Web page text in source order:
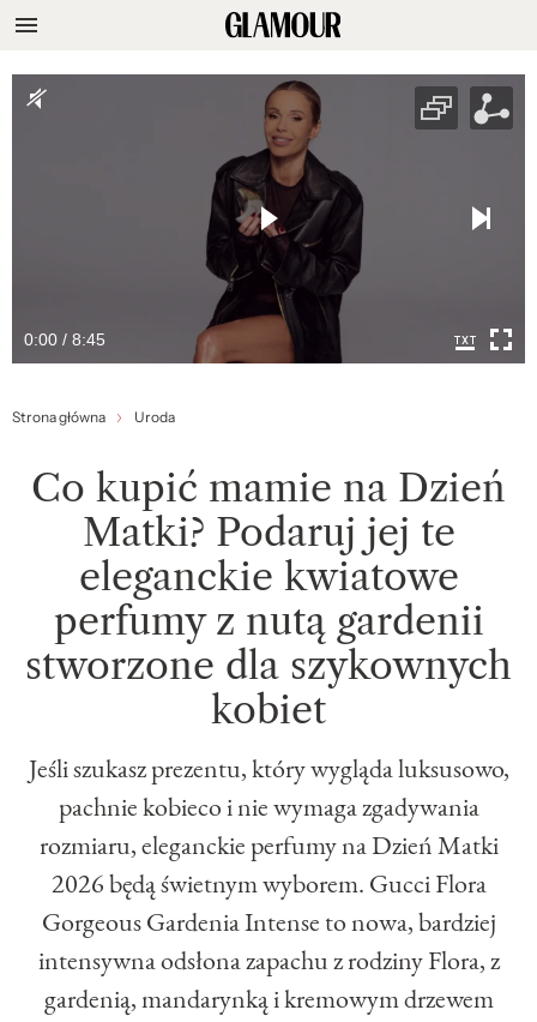
0:00 / 8:45
Strona główna Uroda
Co kupić mamie na Dzień
Matki? Podaruj jej te
eleganckie kwiatowe
perfumy z nutą gardenii
stworzone dla szykownych
kobiet
Jeśli szukasz prezentu, który wygląda luksusowo,
pachnie kobieco i nie wymaga zgadywania
rozmiaru, eleganckie perfumy na Dzień Matki
2026 będą świetnym wyborem. Gucci Flora
Gorgeous Gardenia Intense to nowa, bardziej
intensywna odsłona zapachu z rodziny Flora, z
gardenią, mandarynką i kremowym drzewem